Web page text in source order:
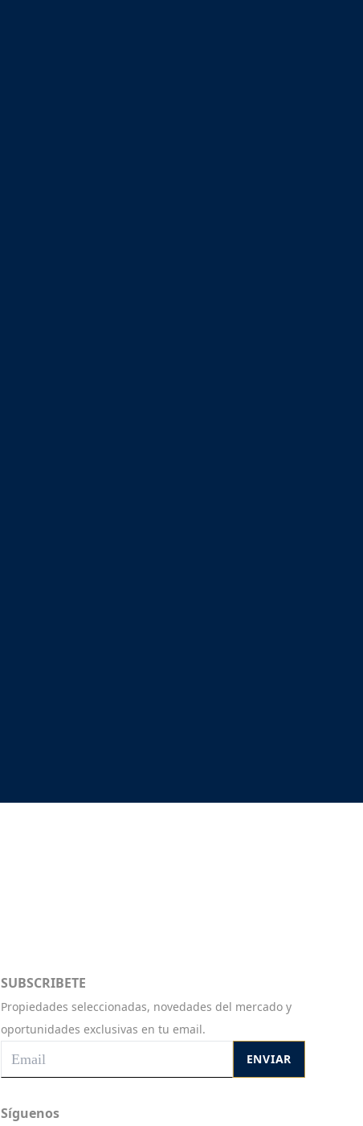
SUBSCRIBETE
Propiedades seleccionadas, novedades del mercado y
oportunidades exclusivas en tu email.
ENVIAR
Síguenos